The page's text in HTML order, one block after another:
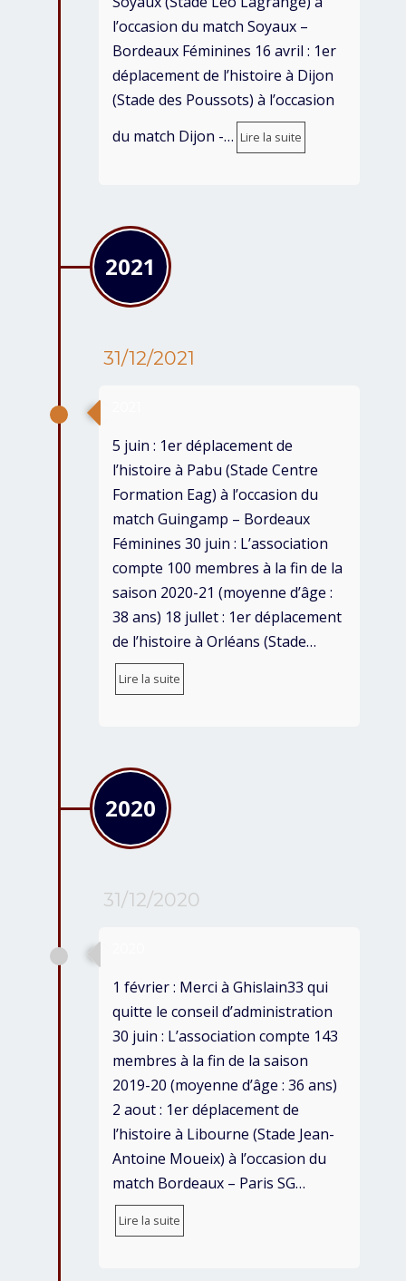
l’occasion du match Soyaux –
Bordeaux Féminines 16 avril : 1er
déplacement de l’histoire à Dijon
(Stade des Poussots) à l’occasion
du match Dijon -… Lire la suite
2021
31/12/2021
5 juin : 1er déplacement de
l’histoire à Pabu (Stade Centre
Formation Eag) à l’occasion du
match Guingamp – Bordeaux
Féminines 30 juin : L’association
compte 100 membres à la fin de la
saison 2020-21 (moyenne d’âge :
38 ans) 18 jullet : 1er déplacement
de l’histoire à Orléans (Stade…
Lire la suite
2020
31/12/2020
1 février : Merci à Ghislain33 qui
quitte le conseil d’administration
30 juin : L’association compte 143
membres à la fin de la saison
2019-20 (moyenne d’âge : 36 ans)
2 aout : 1er déplacement de
l’histoire à Libourne (Stade Jean-
Antoine Moueix) à l’occasion du
match Bordeaux – Paris SG…
Lire la suite